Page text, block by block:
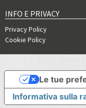
INFO E PRIVACY
Privacy Policy
Cookie Policy
Informativa sulla
Le tue